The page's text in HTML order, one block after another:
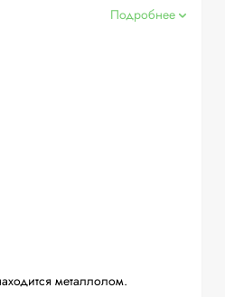
Подробнее
металлолом.